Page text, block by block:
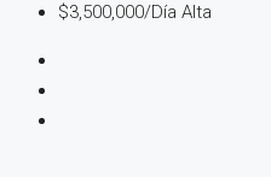
$3,500,000/Día Alta